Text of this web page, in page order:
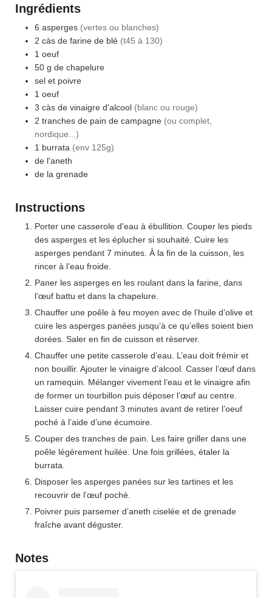
Ingrédients
6 asperges (vertes ou blanches)
2 càs de farine de blé (t45 à 130)
1 oeuf
50 g de chapelure
sel et poivre
1 oeuf
3 càs de vinaigre d'alcool (blanc ou rouge)
2 tranches de pain de campagne (ou complet,
nordique...)
1 burrata (env 125g)
de l'aneth
de la grenade
Instructions
Porter une casserole d'eau à ébullition. Couper les pieds
des asperges et les éplucher si souhaité. Cuire les
asperges pendant 7 minutes. À la fin de la cuisson, les
rincer à l’eau froide.
Paner les asperges en les roulant dans la farine, dans
l’œuf battu et dans la chapelure.
Chauffer une poêle à feu moyen avec de l’huile d’olive et
cuire les asperges panées jusqu’à ce qu’elles soient bien
dorées. Saler en fin de cuisson et réserver.
Chauffer une petite casserole d’eau. L’eau doit frémir et
non bouillir. Ajouter le vinaigre d’alcool. Casser l’œuf dans
un ramequin. Mélanger vivement l’eau et le vinaigre afin
de former un tourbillon puis déposer l’œuf au centre.
Laisser cuire pendant 3 minutes avant de retirer l’oeuf
poché à l’aide d’une écumoire.
Couper des tranches de pain. Les faire griller dans une
poêle légèrement huilée. Une fois grillées, étaler la
burrata.
Disposer les asperges panées sur les tartines et les
recouvrir de l’œuf poché.
Poivrer puis parsemer d’aneth ciselée et de grenade
fraîche avant déguster.
Notes